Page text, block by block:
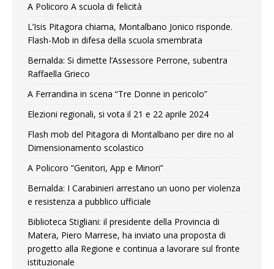
A Policoro A scuola di felicità
L’Isis Pitagora chiama, Montalbano Jonico risponde.
Flash-Mob in difesa della scuola smembrata
Bernalda: Si dimette l’Assessore Perrone, subentra
Raffaella Grieco
A Ferrandina in scena “Tre Donne in pericolo”
Elezioni regionali, si vota il 21 e 22 aprile 2024
Flash mob del Pitagora di Montalbano per dire no al
Dimensionamento scolastico
A Policoro “Genitori, App e Minori”
Bernalda: I Carabinieri arrestano un uono per violenza
e resistenza a pubblico ufficiale
Biblioteca Stigliani: il presidente della Provincia di
Matera, Piero Marrese, ha inviato una proposta di
progetto alla Regione e continua a lavorare sul fronte
istituzionale